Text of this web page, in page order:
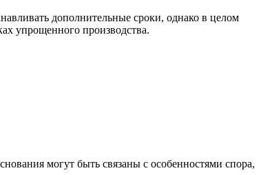
дополнительные сроки, однако в целом
упрощенного производства.
могут быть связаны с особенностями спора,